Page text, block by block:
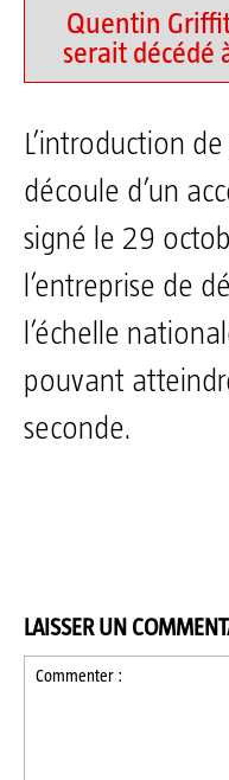
Quentin
serait décédé
L’introduction
découle d’un
signé le 29
l’entreprise de
l’échelle
pouvant
seconde.
LAISSER UN